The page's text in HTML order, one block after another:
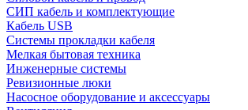
СИП кабель и комплектующие
Кабель USB
Системы прокладки кабеля
Мелкая бытовая техника
Инженерные системы
Ревизионные люки
Насосное оборудование и аксессуары